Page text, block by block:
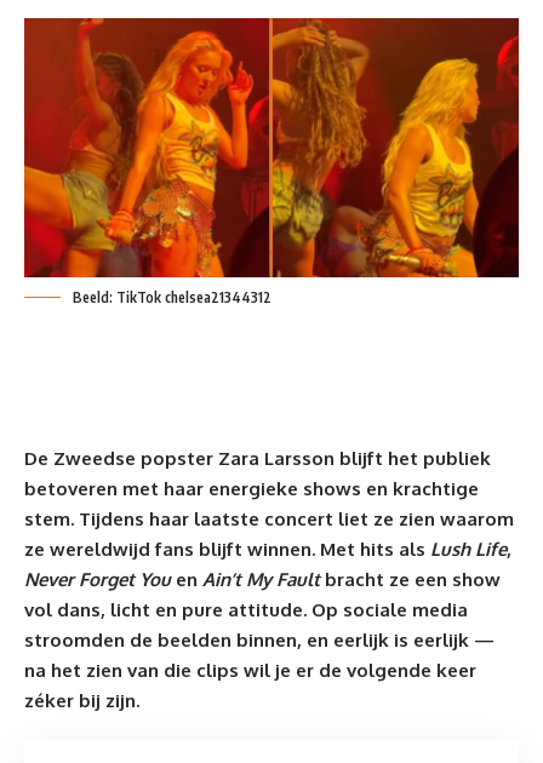
Beeld: TikTok chelsea21344312
De Zweedse popster Zara Larsson blijft het publiek
betoveren met haar energieke shows en krachtige
stem. Tijdens haar laatste concert liet ze zien waarom
ze wereldwijd fans blijft winnen. Met hits als Lush Life,
Never Forget Youen Ain’t My Faultbracht ze een show
vol dans, licht en pure attitude. Op sociale media
stroomden de beelden binnen, en eerlijk is eerlijk —
na het zien van die clips wil je er de volgende keer
zéker bij zijn.